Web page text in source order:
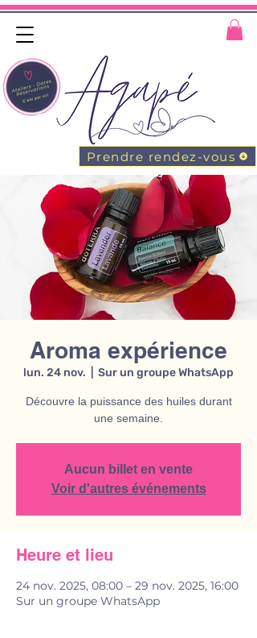
Prendre rendez-vous
Aroma expérience
lun. 24 nov. Sur un groupe WhatsApp
Découvre la puissance des huiles durant
une semaine.
Aucun billet en vente
Voir d'autres événements
Heure et lieu
24 nov. 2025, 08:00 – 29 nov. 2025, 16:00
Sur un groupe WhatsApp